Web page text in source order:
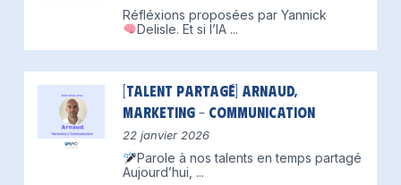
Réfléxions proposées par Yannick
Delisle. Et si l’IA ...
[Talent partagé] Arnaud,
Marketing – Communication
22 janvier 2026
Parole à nos talents en temps partagé
Aujourd’hui, ...